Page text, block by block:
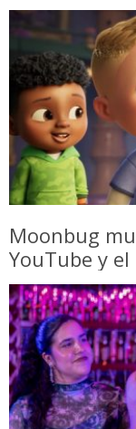
Moonbug
YouTube y